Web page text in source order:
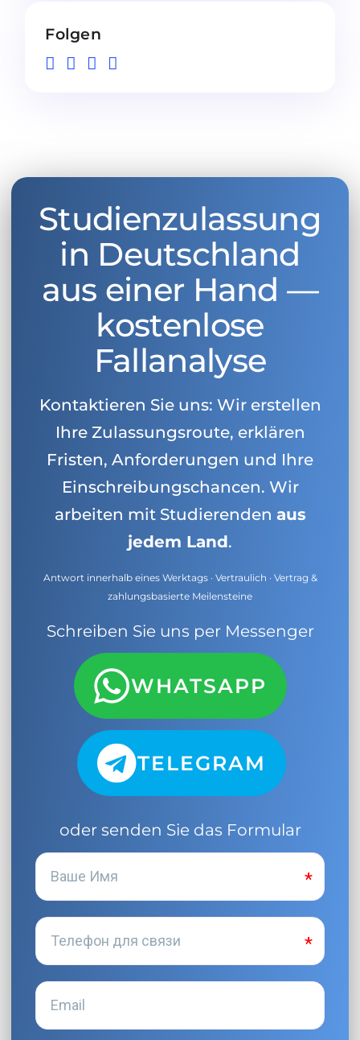
Folgen
Studienzulassung
in Deutschland
aus einer Hand —
kostenlose
Fallanalyse
Kontaktieren Sie uns: Wir erstellen
Ihre Zulassungsroute, erklären
Fristen, Anforderungen und Ihre
Einschreibungschancen. Wir
arbeiten mit Studierenden aus
jedem Land.
Antwort innerhalb eines Werktags · Vertraulich · Vertrag &
zahlungsbasierte Meilensteine
Schreiben Sie uns per Messenger
WHATSAPP
TELEGRAM
oder senden Sie das Formular